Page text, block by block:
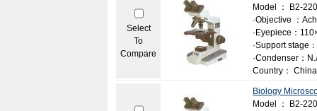
Select
To
Compare
Model ： B2-
·Objective ：
·Eyepiece：
·Support stage
·Condenser：
Country： China
Biology
Model ： B2-